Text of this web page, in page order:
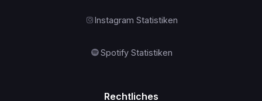
Instagram Statistiken
Spotify Statistiken
Rechtliches